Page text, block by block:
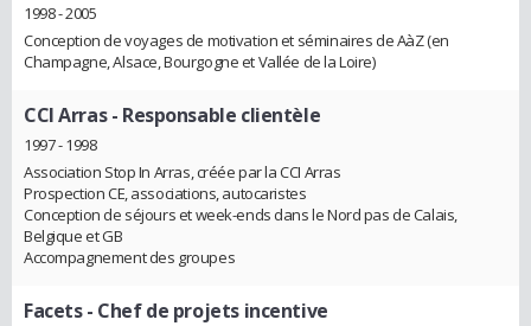
1998 - 2005
Conception de voyages de motivation et séminaires de AàZ (en
Champagne, Alsace, Bourgogne et Vallée de la Loire)
CCI Arras- Responsable clientèle
1997 - 1998
Association Stop In Arras, créée par la CCI Arras
Prospection CE, associations, autocaristes
Conception de séjours et week-ends dans le Nord pas de Calais,
Belgique et GB
Accompagnement des groupes
Facets- Chef de projets incentive